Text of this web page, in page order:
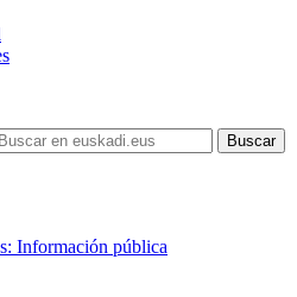
Información pública